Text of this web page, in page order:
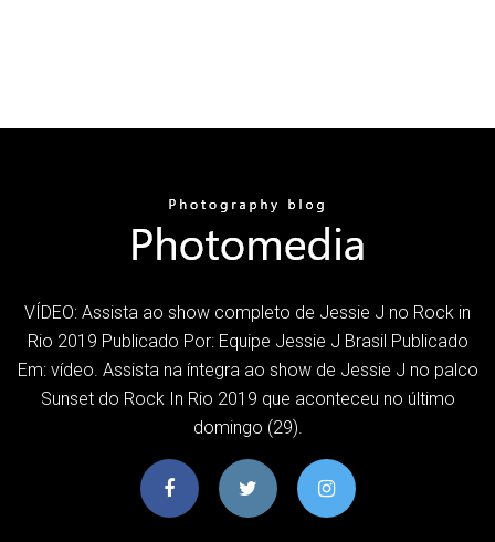
VÍDEO: Assista ao show completo de Jessie J no Rock in
Rio 2019 Publicado Por: Equipe Jessie J Brasil Publicado
Em: vídeo. Assista na íntegra ao show de Jessie J no palco
Sunset do Rock In Rio 2019 que aconteceu no último
domingo (29).